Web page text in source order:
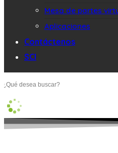
Mesa de partes
Aplicaciones
Contáctenos
SCI